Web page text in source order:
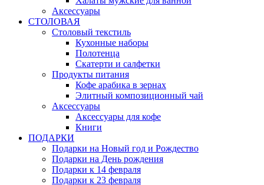
Аксессуары
СТОЛОВАЯ
Столовый текстиль
Кухонные наборы
Полотенца
Скатерти и салфетки
Продукты питания
Кофе арабика в зернах
Элитный композиционный чай
Аксессуары
Аксессуары для кофе
Книги
ПОДАРКИ
Подарки на Новый год и Рождество
Подарки на День рождения
Подарки к 14 февраля
Подарки к 23 февраля